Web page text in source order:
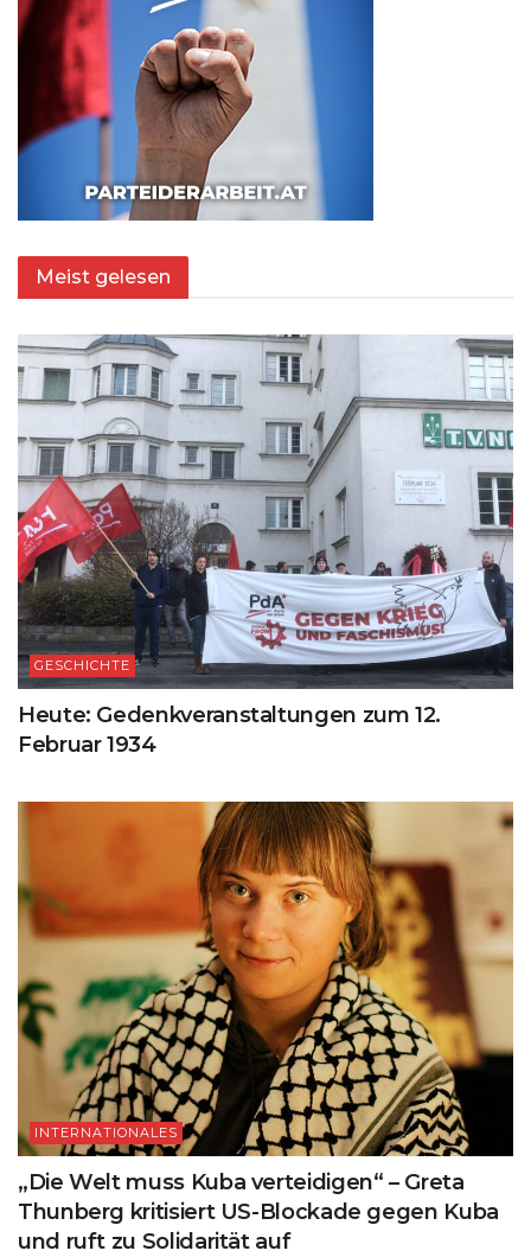
Meist gelesen
GESCHICHTE
Heute: Gedenkveranstaltungen zum 12.
Februar 1934
INTERNATIONALES
„Die Welt muss Kuba verteidigen“ – Greta
Thunberg kritisiert US-Blockade gegen Kuba
und ruft zu Solidarität auf